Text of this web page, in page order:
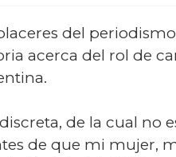
del
acerca del rol de
de la cual
de que mi mujer,